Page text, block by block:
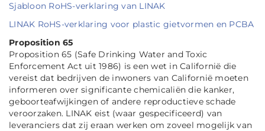
Sjabloon RoHS-verklaring van LINAK
LINAK RoHS-verklaring voor plastic gietvormen en PCBA
Proposition 65
Proposition 65 (Safe Drinking Water and Toxic
Enforcement Act uit 1986) is een wet in Californië die
vereist dat bedrijven de inwoners van Californië moeten
informeren over significante chemicaliën die kanker,
geboorteafwijkingen of andere reproductieve schade
veroorzaken. LINAK eist (waar gespecificeerd) van
leveranciers dat zij eraan werken om zoveel mogelijk van